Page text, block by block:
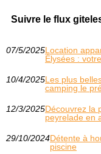
Suivre le flux
07/5/2025Location
Élysées :
10/4/2025Les plus
camping le
12/3/2025Découvrez la
peyrelade en
29/10/2024Détente à
piscine